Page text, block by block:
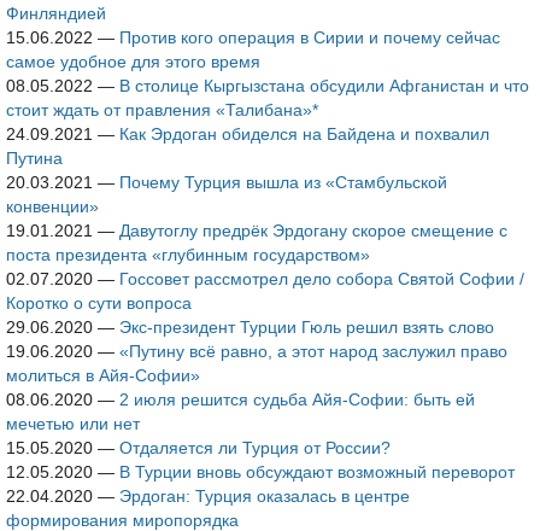
Финляндией
15.06.2022 — Против кого операция в Сирии и почему сейчас
самое удобное для этого время
08.05.2022 — В столице Кыргызстана обсудили Афганистан и что
стоит ждать от правления «Талибана»*
24.09.2021 — Как Эрдоган обиделся на Байдена и похвалил
Путина
20.03.2021 — Почему Турция вышла из «Стамбульской
конвенции»
19.01.2021 — Давутоглу предрёк Эрдогану скорое смещение с
поста президента «глубинным государством»
02.07.2020 — Госсовет рассмотрел дело собора Святой Софии /
Коротко о сути вопроса
29.06.2020 — Экс-президент Турции Гюль решил взять слово
19.06.2020 — «Путину всё равно, а этот народ заслужил право
молиться в Айя-Софии»
08.06.2020 — 2 июля решится судьба Айя-Софии: быть ей
мечетью или нет
15.05.2020 — Отдаляется ли Турция от России?
12.05.2020 — В Турции вновь обсуждают возможный переворот
22.04.2020 — Эрдоган: Турция оказалась в центре
формирования миропорядка